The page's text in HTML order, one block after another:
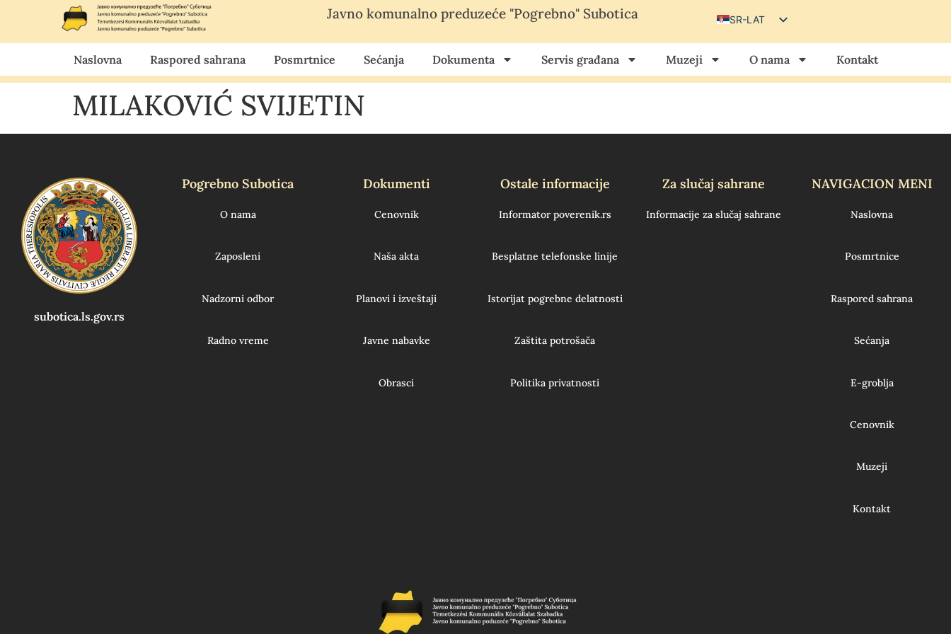
Javno komunalno preduzeće "Pogrebno" Subotica
SR-LAT
SR-CIR
Naslovna Raspored sahrana Posmrtnice Sećanja Dokumenta Servis građana Muzeji O nama Kontakt
MILAKOVIĆ SVIJETIN
subotica.ls.gov.rs
Pogrebno Subotica
O nama
Zaposleni
Nadzorni odbor
Radno vreme
Dokumenti
Cenovnik
Naša akta
Planovi i izveštaji
Javne nabavke
Obrasci
Ostale informacije
Informator poverenik.rs
Besplatne telefonske linije
Istorijat pogrebne delatnosti
Zaštita potrošača
Politika privatnosti
Za slučaj sahrane
Informacije za slučaj sahrane
NAVIGACION MENI
Naslovna
Posmrtnice
Raspored sahrana
Sećanja
E-groblja
Cenovnik
Muzeji
Kontakt